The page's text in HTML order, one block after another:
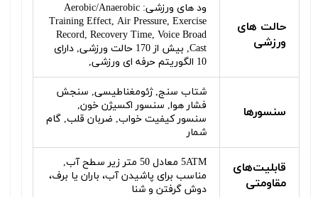
حالت های
ورزشی
ود های ورزشی: Aerobic/Anaerobic
Training Effect, Air Pressure, Exercise
Record, Recovery Time, Voice Broad
Cast, بیش از 170 حالت ورزشی, دارای
10 الگوریتم حرفه ای ورزشی,
سنسورها
شتاب‌ سنج, ژئومغناطیسی, سنجش
فشار هوا, سنسور اکسیژن خون,
سنسور کیفیت خواب, ضربان قلب, گام
شمار
قابلیت‌های
مقاومتی
5ATM معادل 50 متر زیر سطح آب,
مناسب برای پاشیدن آب، باران یا برف،
دوش گرفتن و شنا